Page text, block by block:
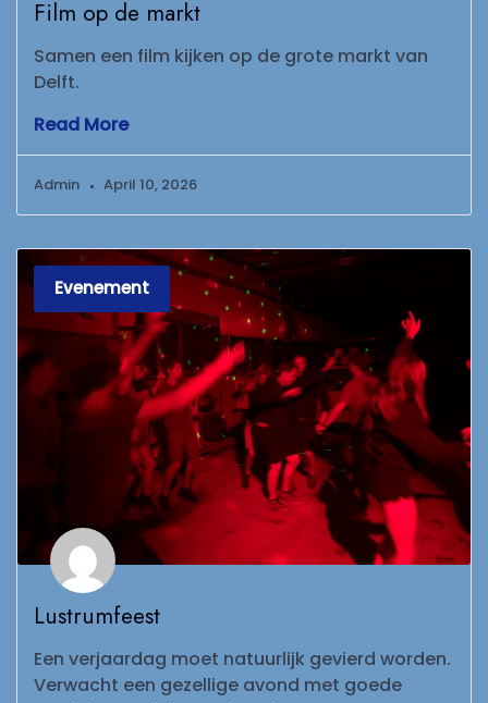
Film op de markt
Samen een film kijken op de grote markt van
Delft.
Read More
Admin April 10, 2026
Evenement
Lustrumfeest
Een verjaardag moet natuurlijk gevierd worden.
Verwacht een gezellige avond met goede